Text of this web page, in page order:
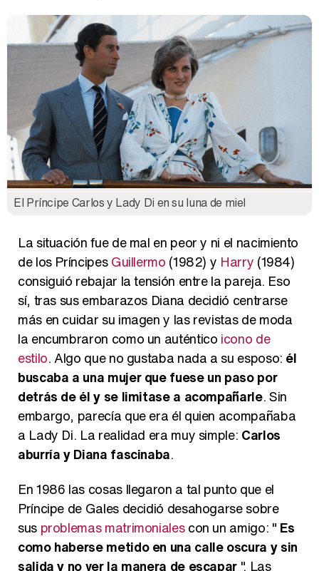
El Príncipe Carlos y Lady Di en su luna de miel
La situación fue de mal en peor y ni el nacimiento
de los PríncipesGuillermo (1982) y Harry (1984)
consiguió rebajar la tensión entre la pareja. Eso
sí, tras sus embarazos Diana decidió centrarse
más en cuidar su imagen y las revistas de moda
la encumbraron como un auténtico icono de
estilo. Algo que no gustaba nada a su esposo: él
buscaba a una mujer que fuese un paso por
detrás de él y se limitase a acompañarle. Sin
embargo, parecía que era él quien acompañaba
a Lady Di. La realidad era muy simple: Carlos
aburría y Diana fascinaba.
En 1986 las cosas llegaron a tal punto que el
Príncipe de Gales decidió desahogarse sobre
sus problemas matrimonialescon un amigo: " Es
como haberse metido en una calle oscura y sin
salida y no ver la manera de escapar ". Las